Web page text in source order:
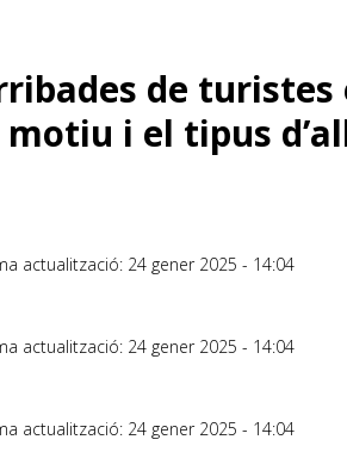
de turistes
motiu i el tipus
actualització: 24 gener 2025 - 14:04
actualització: 24 gener 2025 - 14:04
actualització: 24 gener 2025 - 14:04